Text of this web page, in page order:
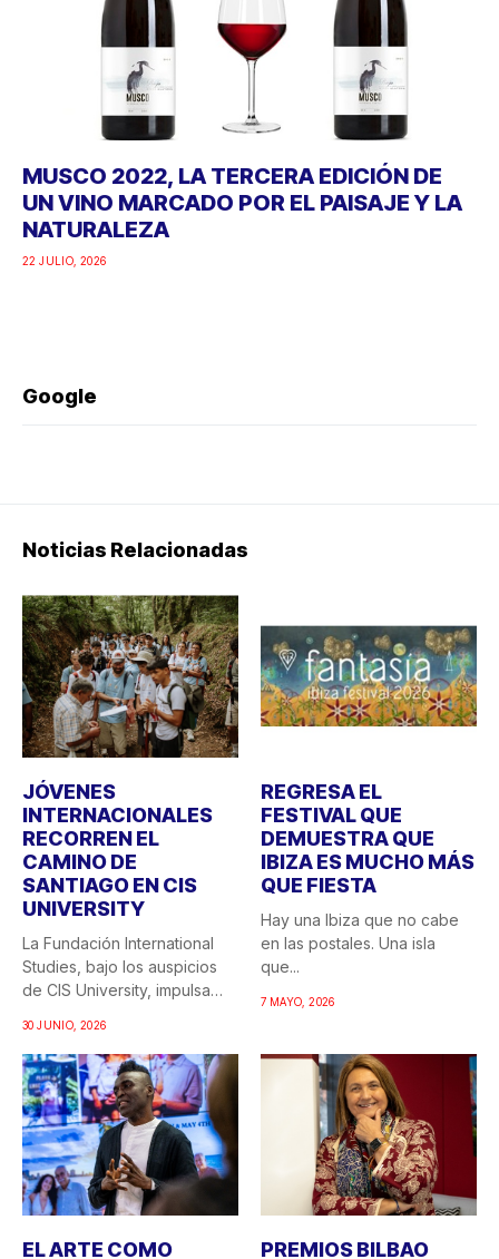
MUSCO 2022, LA TERCERA EDICIÓN DE
UN VINO MARCADO POR EL PAISAJE Y LA
NATURALEZA
22 JULIO, 2026
Google
Noticias Relacionadas
JÓVENES
INTERNACIONALES
RECORREN EL
CAMINO DE
SANTIAGO EN CIS
UNIVERSITY
La Fundación International
Studies, bajo los auspicios
de CIS University, impulsa
30 JUNIO, 2026
REGRESA EL
FESTIVAL QUE
DEMUESTRA QUE
IBIZA ES MUCHO MÁS
QUE FIESTA
Hay una Ibiza que no cabe
en las postales. Una isla
que...
7 MAYO, 2026
EL ARTE COMO PREMIOS BILBAO